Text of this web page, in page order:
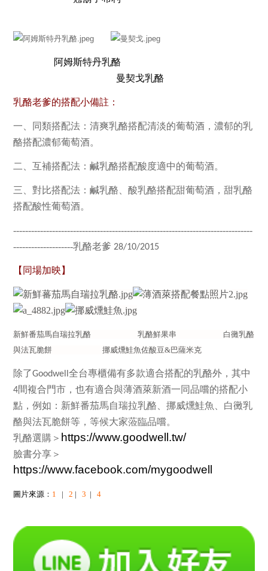
阿姆斯特丹乳酪
曼契戈乳酪
乳酪老爹的搭配小備註：
一、同類搭配法：清爽乳酪搭配清淡的葡萄酒，濃郁的乳
酪搭配濃郁葡萄酒。
二、互補搭配法：鹹乳酪搭配酸度適中的葡萄酒。
三、對比搭配法：鹹乳酪、酸乳酪搭配甜葡萄酒，甜乳酪
搭配酸性葡萄酒。
--------------------------------------------------------------------------------
--------------------乳酪老爹 28/10/2015
【同場加映】
新鮮番茄馬自瑞拉乳酪 乳酪鮮果串 白黴乳酪
與法瓦脆餅 挪威燻鮭魚佐酸豆&巴薩米克
除了Goodwell全台專櫃備有多款適合搭配的乳酪外，其中
4間複合門市，也有適合與薄酒萊新酒一同品嚐的搭配小
點，例如：新鮮番茄馬自瑞拉乳酪、挪威燻鮭魚、白黴乳
酪與法瓦脆餅等，等候大家蒞臨品嚐。
乳酪選購＞ https://www.goodwell.tw/
臉書分享＞
https://www.facebook.com/mygoodwell
圖片來源 ： 1 |2 |3 |4